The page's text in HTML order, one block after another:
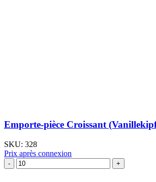
Emporte-pièce Croissant
SKU: 328
Prix après connexion